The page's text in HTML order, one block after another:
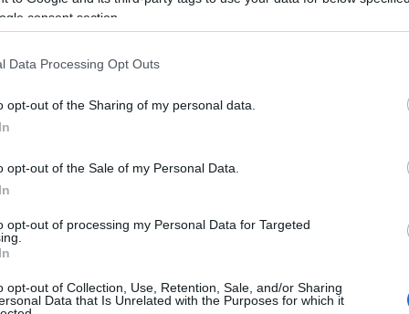
consent section.
Data Processing Opt Outs
opt-out of the Sharing of my personal data.
opt-out of the Sale of my Personal Data.
opt-out of processing my Personal Data for Targeted
opt-out of Collection, Use, Retention, Sale, and/or Sharing
Data that Is Unrelated with the Purposes for which it
συνεντεύξεις και να συγκεντρώσουν
να
πολύ σημαντικό αριθμό ενδιαφερόμενων τις
εξέλιξης που παρέχει η κάθε εταιρεία.
του διημέρου, η ΔΥΠΑ θα υλοποιήσει δράσεις στο
Δεξιοτήτων, με συμμετοχή εκπαιδευτικών και
Σχολές (ΕΠΑΣ) Μαθητείας, ενώ οι προσερχόμενοι
για τις σχετικές πρωτοβουλίες σε ειδικό
το δωρεάν εισιτήριο σας, πατώντας